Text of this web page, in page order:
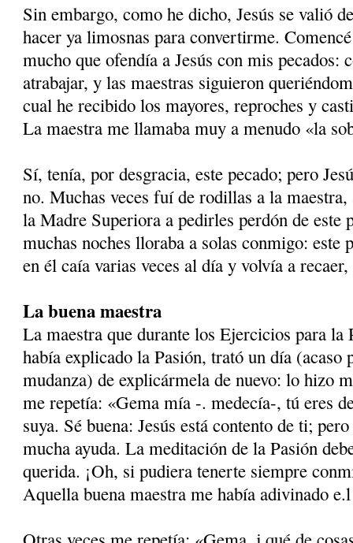
Sin embargo, como he dicho, Jesús se valió
hacer ya limosnas para convertirme.
mucho que ofendía a Jesús con mis pecados:
atrabajar, y las maestras siguieron
cual he recibido los mayores, repro­ches y
La maestra me llamaba muy a menudo «la
Sí, tenía, por desgracia, este pecado; pero
no. Muchas veces fuí de rodillas a la
la Madre Superiora a pedirles perdón de este
muchas noches lloraba a solas con­migo: este
en él caía varias veces al día y volvía a
La buena maestra
La maestra que durante los Ejercicios para
había explicado la Pasión, trató un día (acaso
mudanza) de explicármela de nuevo: lo hizo
me repetía: «Gema mía -. medecía-, tú eres
suya. Sé buena: Jesús está contento de ti;
mucha ayuda. La meditación de la Pasión
querida. ¡Oh, si pudiera tenerte siempre
Aquella buena maestra me había adivinado